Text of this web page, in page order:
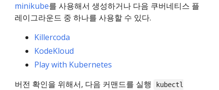
minikube를 사용해서 생성하거나 다음 쿠버네티스 플
레이그라운드 중 하나를 사용할 수 있다.
Killercoda
KodeKloud
Play with Kubernetes
버전 확인을 위해서, 다음 커맨드를 실행
kubectl